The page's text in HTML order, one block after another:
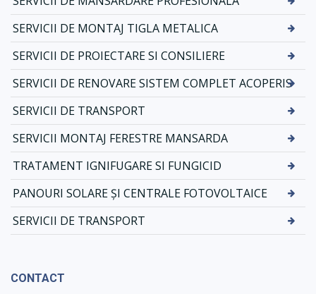
SERVICII DE MONTAJ TIGLA METALICA
SERVICII DE PROIECTARE SI CONSILIERE
SERVICII DE RENOVARE SISTEM COMPLET ACOPERIS
SERVICII DE TRANSPORT
SERVICII MONTAJ FERESTRE MANSARDA
TRATAMENT IGNIFUGARE SI FUNGICID
PANOURI SOLARE ȘI CENTRALE FOTOVOLTAICE
SERVICII DE TRANSPORT
CONTACT